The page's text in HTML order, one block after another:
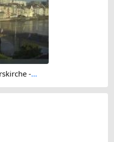
Basel: Martinskirche - Peterskirche - Middle Bridge, Basel - Basel Minster - Pfalz - Universität Basel - Spalentor - Rhine Promenade - Wettsteinbrücke